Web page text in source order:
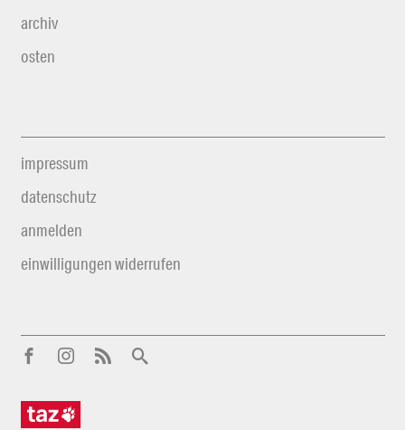
archiv
osten
impressum
datenschutz
anmelden
einwilligungen widerrufen